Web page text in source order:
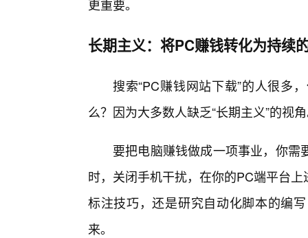
更重要。
长期主义：将PC赚钱转化为持续
搜索“PC赚钱网站下载”的人很多
么？因为大多数人缺乏“长期主义”的视
要把电脑赚钱做成一项事业，你
时，关闭手机干扰，在你的PC端平台
标注技巧，还是研究自动化脚本的编
来。